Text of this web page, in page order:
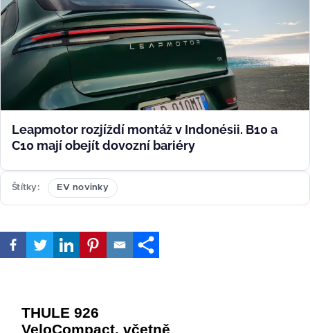
Leapmotor rozjíždí montáž v Indonésii. B10 a
C10 mají obejít dovozní bariéry
Štítky EV novinky